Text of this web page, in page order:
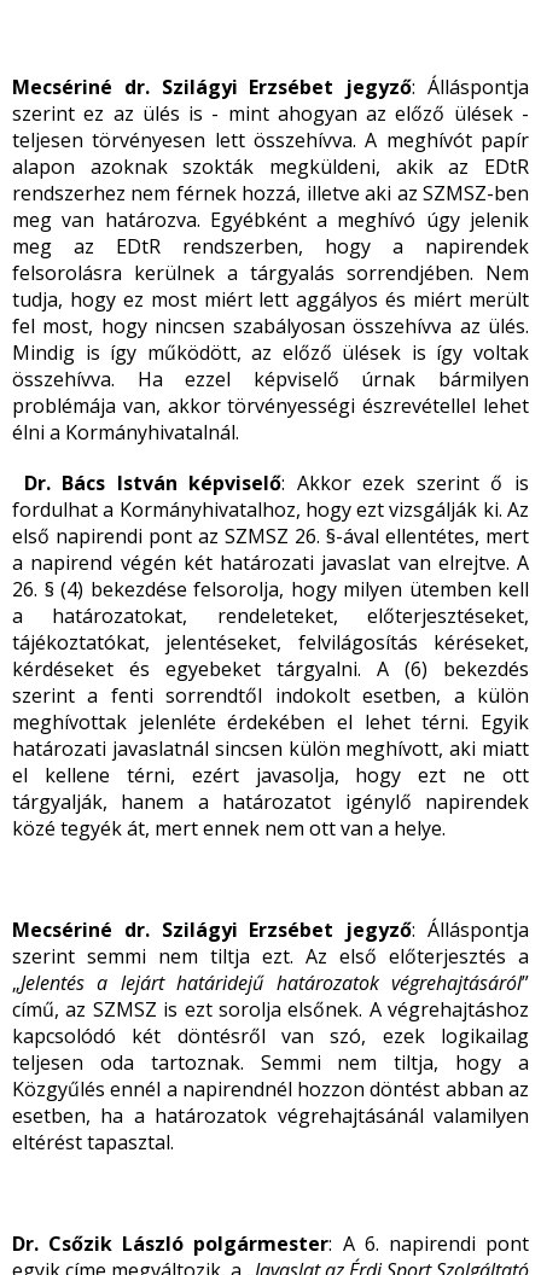
Mecsériné dr. Szilágyi Erzsébet jegyző: Álláspontja
szerint ez az ülés is - mint ahogyan az előző ülések -
teljesen törvényesen lett összehívva. A meghívót papír
alapon azoknak szokták megküldeni, akik az EDtR
rendszerhez nem férnek hozzá, illetve aki az SZMSZ-ben
meg van határozva. Egyébként a meghívó úgy jelenik
meg az EDtR rendszerben, hogy a napirendek
felsorolásra kerülnek a tárgyalás sorrendjében. Nem
tudja, hogy ez most miért lett aggályos és miért merült
fel most, hogy nincsen szabályosan összehívva az ülés.
Mindig is így működött, az előző ülések is így voltak
összehívva. Ha ezzel képviselő úrnak bármilyen
problémája van, akkor törvényességi észrevétellel lehet
élni a Kormányhivatalnál.
Dr. Bács István képviselő: Akkor ezek szerint ő is
fordulhat a Kormányhivatalhoz, hogy ezt vizsgálják ki. Az
első napirendi pont az SZMSZ 26. §-ával ellentétes, mert
a napirend végén két határozati javaslat van elrejtve. A
26. § (4) bekezdése felsorolja, hogy milyen ütemben kell
a határozatokat, rendeleteket, előterjesztéseket,
tájékoztatókat, jelentéseket, felvilágosítás kéréseket,
kérdéseket és egyebeket tárgyalni. A (6) bekezdés
szerint a fenti sorrendtől indokolt esetben, a külön
meghívottak jelenléte érdekében el lehet térni. Egyik
határozati javaslatnál sincsen külön meghívott, aki miatt
el kellene térni, ezért javasolja, hogy ezt ne ott
tárgyalják, hanem a határozatot igénylő napirendek
közé tegyék át, mert ennek nem ott van a helye.
Mecsériné dr. Szilágyi Erzsébet jegyző: Álláspontja
szerint semmi nem tiltja ezt. Az első előterjesztés a
„Jelentés a lejárt határidejű határozatok végrehajtásáról”
című, az SZMSZ is ezt sorolja elsőnek. A végrehajtáshoz
kapcsolódó két döntésről van szó, ezek logikailag
teljesen oda tartoznak. Semmi nem tiltja, hogy a
Közgyűlés ennél a napirendnél hozzon döntést abban az
esetben, ha a határozatok végrehajtásánál valamilyen
eltérést tapasztal.
Dr. Csőzik László polgármester: A 6. napirendi pont